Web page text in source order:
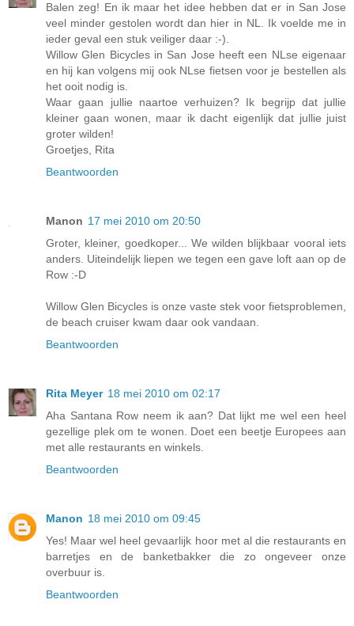
Balen zeg! En ik maar het idee hebben dat er in San Jose
veel minder gestolen wordt dan hier in NL. Ik voelde me in
ieder geval een stuk veiliger daar :-).
Willow Glen Bicycles in San Jose heeft een NLse eigenaar
en hij kan volgens mij ook NLse fietsen voor je bestellen als
het ooit nodig is.
Waar gaan jullie naartoe verhuizen? Ik begrijp dat jullie
kleiner gaan wonen, maar ik dacht eigenlijk dat jullie juist
groter wilden!
Groetjes, Rita
Beantwoorden
Manon 17 mei 2010 om 20:50
Groter, kleiner, goedkoper... We wilden blijkbaar vooral iets
anders. Uiteindelijk liepen we tegen een gave loft aan op de
Row :-D
Willow Glen Bicycles is onze vaste stek voor fietsproblemen,
de beach cruiser kwam daar ook vandaan.
Beantwoorden
Rita Meyer 18 mei 2010 om 02:17
Aha Santana Row neem ik aan? Dat lijkt me wel een heel
gezellige plek om te wonen. Doet een beetje Europees aan
met alle restaurants en winkels.
Beantwoorden
Manon 18 mei 2010 om 09:45
Yes! Maar wel heel gevaarlijk hoor met al die restaurants en
barretjes en de banketbakker die zo ongeveer onze
overbuur is.
Beantwoorden